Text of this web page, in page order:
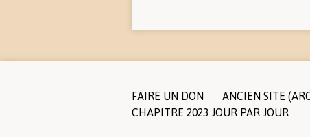
FAIRE UN DON ANCIEN SITE
CHAPITRE 2023 JOUR PAR JOUR